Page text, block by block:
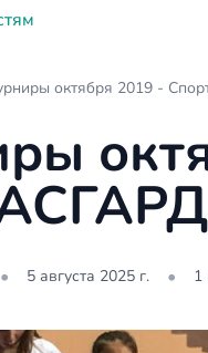
октября 2019 -
• 5 августа 2025 г. • 1